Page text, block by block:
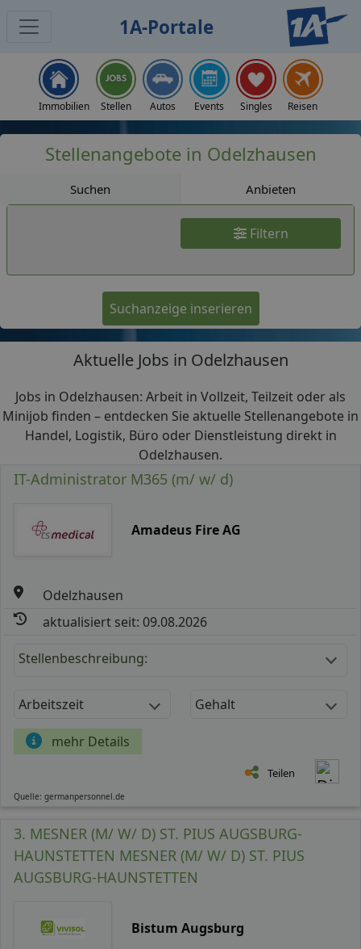
1A-Portale
Immobilien Stellen Autos Events Singles Reisen
Stellenangebote in Odelzhausen
Suchen Anbieten
Filtern
Suchanzeige inserieren
Aktuelle Jobs in Odelzhausen
Jobs in Odelzhausen: Arbeit in Vollzeit, Teilzeit oder als
Minijob finden – entdecken Sie aktuelle Stellenangebote in
Handel, Logistik, Büro oder Dienstleistung direkt in
Odelzhausen.
IT-Administrator M365 (m/ w/ d)
Amadeus Fire AG
Odelzhausen
aktualisiert seit: 09.08.2026
Stellenbeschreibung:
Arbeitszeit Gehalt
mehr Details
Teilen
Quelle: germanpersonnel.de
3. MESNER (M/ W/ D) ST. PIUS AUGSBURG-
HAUNSTETTEN MESNER (M/ W/ D) ST. PIUS
AUGSBURG-HAUNSTETTEN
Bistum Augsburg